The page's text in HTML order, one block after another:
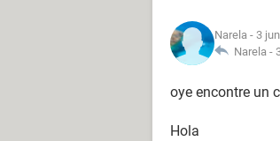
Narela - 3
Narela -
oye encontre un
Hola